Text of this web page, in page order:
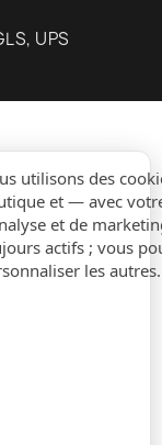
utilisons des
et — avec
et de
actifs ; vous
les
UPS
expand_more